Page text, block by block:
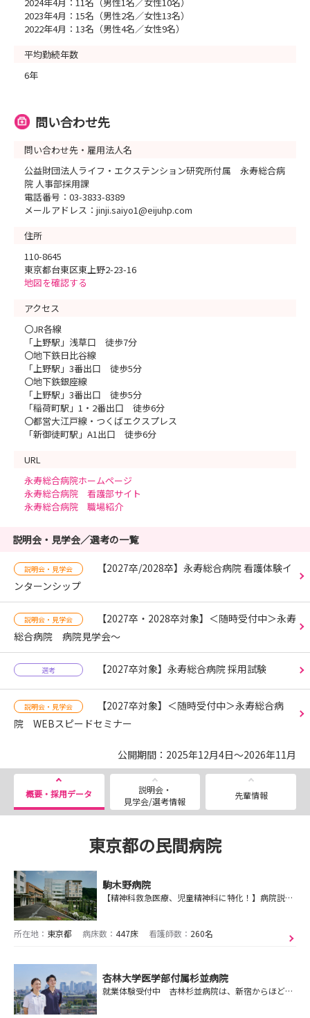
2023年4月：15名（男性2名／女性13名）
2022年4月：13名（男性4名／女性9名）
平均勤続年数
6年
問い合わせ先
問い合わせ先・雇用法人名
公益財団法人ライフ・エクステンション研究所付属 永寿総合病
院 人事部採用課
電話番号：03-3833-8389
メールアドレス：jinji.saiyo1@eijuhp.com
住所
110-8645
東京都台東区東上野2-23-16
地図を確認する
アクセス
〇JR各線
「上野駅」浅草口 徒歩7分
〇地下鉄日比谷線
「上野駅」3番出口 徒歩5分
〇地下鉄銀座線
「上野駅」3番出口 徒歩5分
「稲荷町駅」1・2番出口 徒歩6分
〇都営大江戸線・つくばエクスプレス
「新御徒町駅」A1出口 徒歩6分
URL
永寿総合病院ホームページ
永寿総合病院 看護部サイト
永寿総合病院 職場紹介
説明会・見学会／選考の一覧
説明会・見学会
【2027卒/2028卒】永寿総合病院 看護体験イ
ンターンシップ
説明会・見学会
【2027卒・2028卒対象】＜随時受付中＞永寿
総合病院 病院見学会～
選考 【2027卒対象】永寿総合病院 採用試験
説明会・見学会
【2027卒対象】＜随時受付中＞永寿総合病
院 WEBスピードセミナー
公開期間：2025年12月4日～2026年11月
概要・採用データ
説明会・
見学会/選考情報
先輩情報
東京都の民間病院
駒木野病院
【精神科救急医療、児童精神科に特化！】病院説明会・仕事体験のご予約受付中！
所在地： 東京都 病床数： 447床 看護師数： 260名
杏林大学医学部付属杉並病院
就業体験受付中 杏林杉並病院は、新宿からほど近い緑多い環境にあるあたたかな病院です！ぜひ一度遊びにいらっしゃいませんか？